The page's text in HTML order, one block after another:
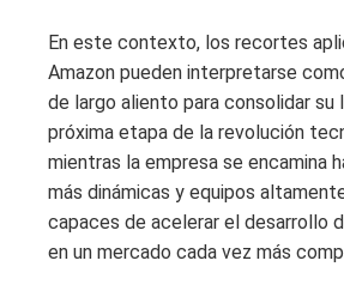
En este contexto, los recortes
Amazon pueden interpretarse
de largo aliento para consolidar su
próxima etapa de la revolución
mientras la empresa se encamina
más dinámicas y equipos
capaces de acelerar el desarrollo
en un mercado cada vez más